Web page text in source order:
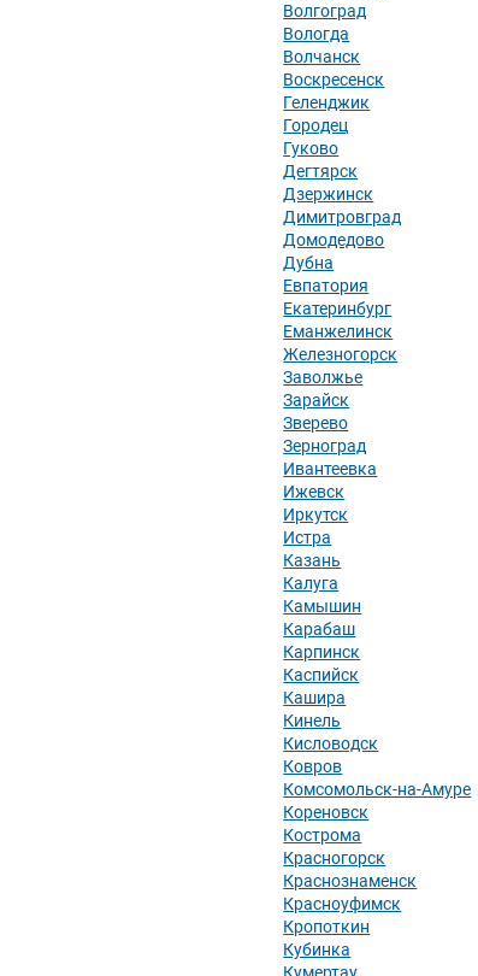
Волгоград
Вологда
Волчанск
Воскресенск
Геленджик
Городец
Гуково
Дегтярск
Дзержинск
Димитровград
Домодедово
Дубна
Евпатория
Екатеринбург
Еманжелинск
Железногорск
Заволжье
Зарайск
Зверево
Зерноград
Ивантеевка
Ижевск
Иркутск
Истра
Казань
Калуга
Камышин
Карабаш
Карпинск
Каспийск
Кашира
Кинель
Кисловодск
Ковров
Комсомольск-на-Амуре
Кореновск
Кострома
Красногорск
Краснознаменск
Красноуфимск
Кропоткин
Кубинка